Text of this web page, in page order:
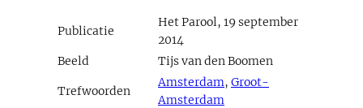
Publicatie
Het Parool, 19 september
2014
Beeld
Tijs van den Boomen
Trefwoorden
Amsterdam, Groot-
Amsterdam